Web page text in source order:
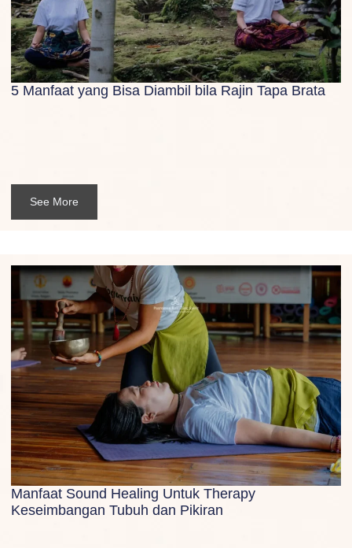
5 Manfaat yang Bisa Diambil bila Rajin Tapa Brata
See More
Manfaat Sound Healing Untuk Therapy
Keseimbangan Tubuh dan Pikiran